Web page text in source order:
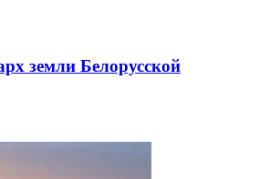
земли Белорусской